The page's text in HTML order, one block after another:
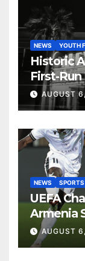
NEWS YOUTH
Historic
First-
Years
AUGUST
NEWS SPORTS
UEFA
Armenia
OverAUGUST